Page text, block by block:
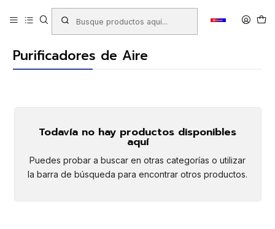
Productos MAQUINAS - EQUIPOS E INSUMOS PARA OFICINA
Purificadores de Aire
Purificadores de Aire
Todavía no hay productos disponibles
aquí
Puedes probar a buscar en otras categorías o utilizar
la barra de búsqueda para encontrar otros productos.